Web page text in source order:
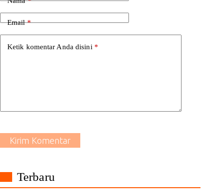
Email*
Ketik komentar Anda disini *
Kirim Komentar
Terbaru